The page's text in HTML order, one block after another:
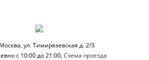
ул. Тимирязевская д. 2/3
с 10:00 до 21:00, Схема проезда